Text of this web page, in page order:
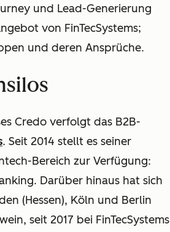
und Lead-Generierung
von FinTecSystems;
und deren Ansprüche.
Credo verfolgt das B2B-
. Seit 2014 stellt es seiner
Bereich zur Verfügung:
Darüber hinaus hat sich
(Hessen), Köln und Berlin
seit 2017 bei FinTecSystems